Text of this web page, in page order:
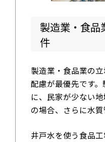
製造業・食品
件
製造業・食品業の
配慮が最優先です
に、民家が少ない
の場合、さらに水質
井戸水を使う食品